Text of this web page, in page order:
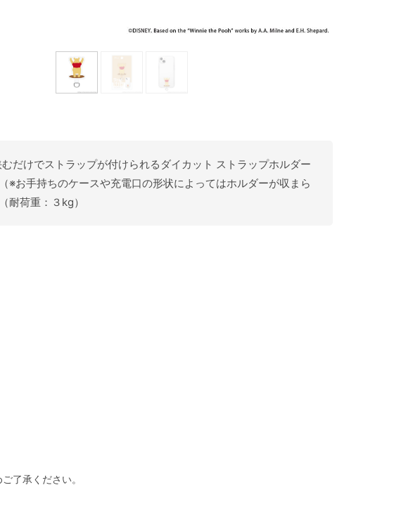
だけでストラップが付けられるダイカット ストラップホルダー
お手持ちのケースや充電口の形状によってはホルダーが収まら
耐荷重：３kg）
了承ください。